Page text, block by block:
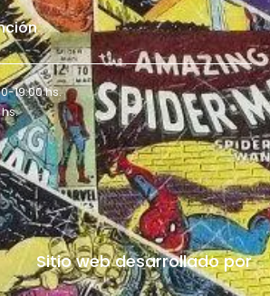
19:00 hs.
Sitio web desarrollado por